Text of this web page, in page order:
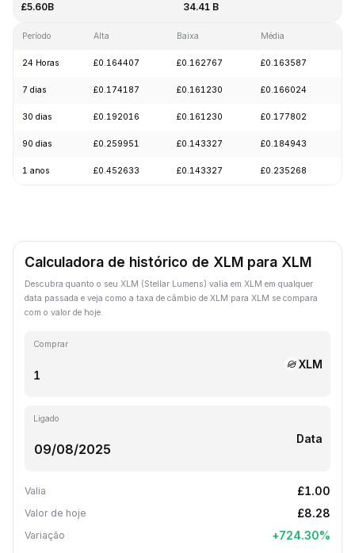
£5.60B 34.41 B
Período Alta Baixa Média
24 Horas £0.164407 £0.162767 £0.163587
7 dias £0.174187 £0.161230 £0.166024
30 dias £0.192016 £0.161230 £0.177802
90 dias £0.259951 £0.143327 £0.184943
1 anos £0.452633 £0.143327 £0.235268
Calculadora de histórico de XLM para XLM
Descubra quanto o seu XLM (Stellar Lumens) valia em XLM em qualquer
data passada e veja como a taxa de câmbio de XLM para XLM se compara
com o valor de hoje.
Comprar
XLM
Ligado
Data
Valia £1.00
Valor de hoje £8.28
Variação +724.30%